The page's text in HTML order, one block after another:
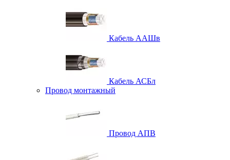
Кабель ААШв
Кабель АСБл
Провод монтажный
Провод АПВ